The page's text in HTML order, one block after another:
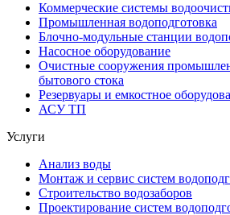
Коммерческие системы
Промышленная водоподготовка
Блочно-модульные станции
Насосное оборудование
Очистные сооружения
бытового стока
Резервуары и емкостное
АСУ ТП
Услуги
Анализ воды
Монтаж и сервис систем
Строительство водозаборов
Проектирование систем